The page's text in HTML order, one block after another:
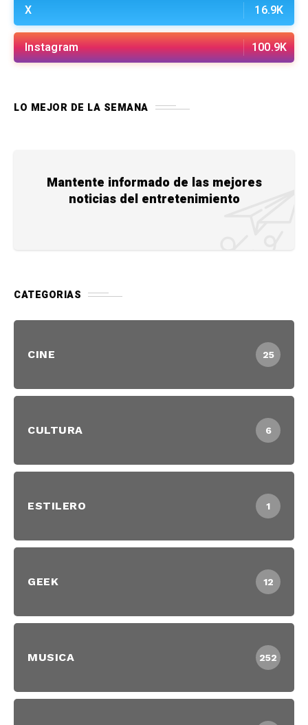
X 16.9K
Instagram 100.9K
LO MEJOR DE LA SEMANA
Mantente informado de las mejores
noticias del entretenimiento
CATEGORIAS
CINE 25
CULTURA 6
ESTILERO 1
GEEK 12
MUSICA 252